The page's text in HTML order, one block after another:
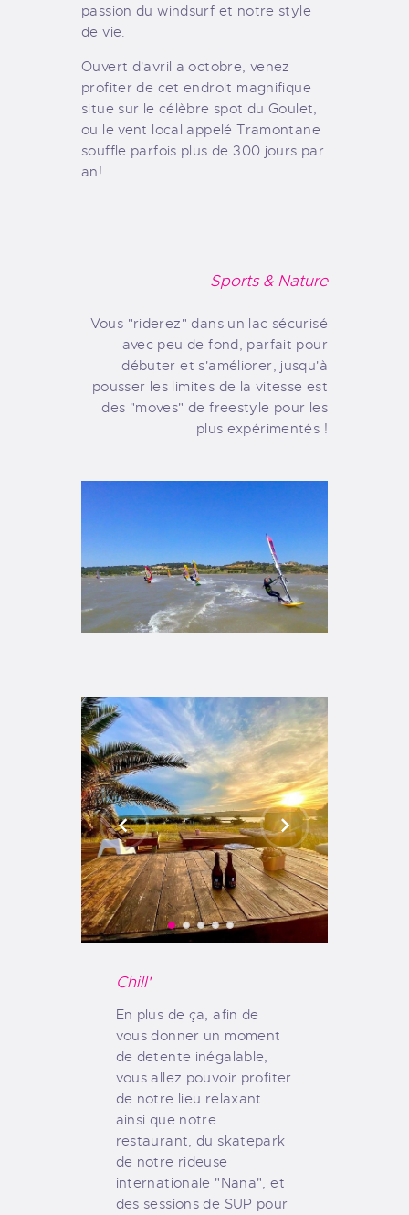
passion du windsurf et notre style
de vie.
Ouvert d'avril a octobre, venez
profiter de cet endroit magnifique
situe sur le célèbre spot du Goulet,
ou le vent local appelé Tramontane
souffle parfois plus de 300 jours par
an!
Sports & Nature
Vous "riderez" dans un lac sécurisé
avec peu de fond, parfait pour
débuter et s'améliorer, jusqu'à
pousser les limites de la vitesse est
des "moves" de freestyle pour les
plus expérimentés !
Chill'
En plus de ça, afin de
vous donner un moment
de detente inégalable,
vous allez pouvoir profiter
de notre lieu relaxant
ainsi que notre
restaurant, du skatepark
de notre rideuse
internationale "Nana", et
des sessions de SUP pour